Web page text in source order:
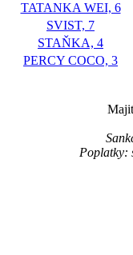
TATANKA WEI, 6
SVIST, 7
STAŇKA, 4
PERCY COCO, 3
Poplatky: